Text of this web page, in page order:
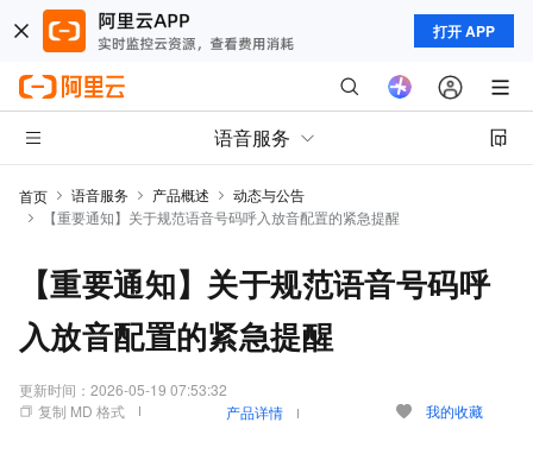
打开 APP
语音服务
首页 语音服务 产品概述
动态与公告
【重要通知】关于规范语音号码呼入放音配置的紧急提醒
【重要通知】关于规范语音号码呼
入放音配置的紧急提醒
更新时间： 2026-05-19 07:53:32
复制 MD 格式
产品详情 我的收藏